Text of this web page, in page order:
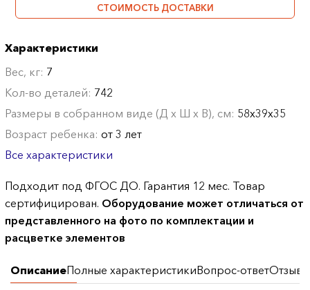
СТОИМОСТЬ ДОСТАВКИ
Характеристики
Вес, кг: 7
Кол-во деталей: 742
Размеры в собранном виде (Д х Ш х В), см: 58х39х35
Возраст ребенка:от 3 лет
Все характеристики
Подходит под ФГОС ДО. Гарантия 12 мес. Товар
сертифицирован. Оборудование может отличаться от
представленного на фото по комплектации и
расцветке элементов
ОписаниеПолные характеристикиВопрос-ответОтзывы